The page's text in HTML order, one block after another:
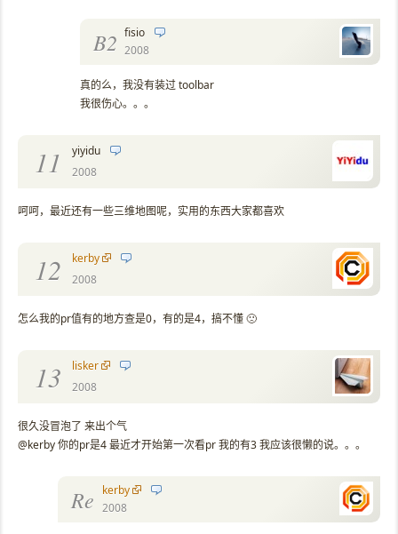
B2 fisio
2008
真的么，我没有装过 toolbar
我很伤心。。。
11
yiyidu
2008
呵呵，最近还有一些三维地图呢，实用的东西大家都喜欢
12
kerby
2008
怎么我的pr值有的地方查是0，有的是4，搞不懂 🙁
13
lisker
2008
很久没冒泡了 来出个气
@kerby 你的pr是4 最近才开始第一次看pr 我的有3 我应该很懒的说。。。
Re
kerby
2008